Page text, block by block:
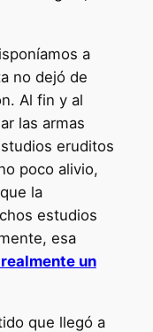
a
no dejó de
Al fin y al
las armas
eruditos
poco alivio,
la
estudios
esa
un
que llegó a